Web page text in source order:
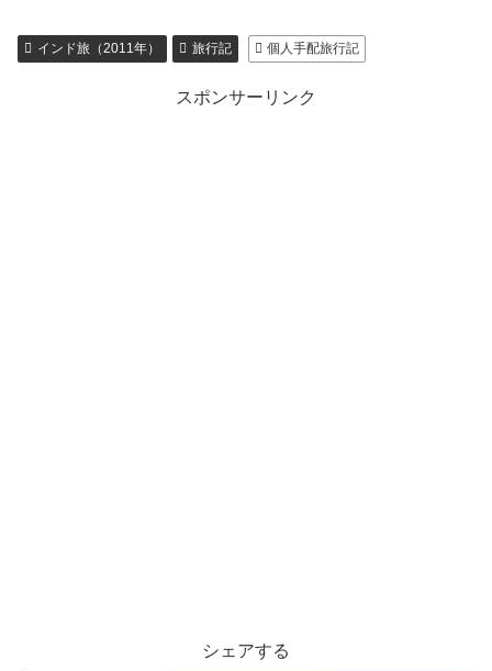
インド旅（2011年） 旅行記 個人手配旅行記
スポンサーリンク
シェアする